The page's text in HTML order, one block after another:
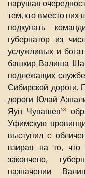
нарушая
тем, кто вместо них
подкупать
губернатор из
услужливых и
башкир Валиша
подлежащих
Сибирской дороги.
дороги Юлай
Яун Чувашев28
Уфимскую
выступил с
взирая на то,
закончено,
назначении